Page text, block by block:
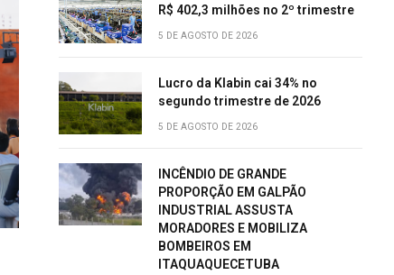
R$ 402,3 milhões no 2º trimestre
5 DE AGOSTO DE 2026
Lucro da Klabin cai 34% no
segundo trimestre de 2026
5 DE AGOSTO DE 2026
INCÊNDIO DE GRANDE
PROPORÇÃO EM GALPÃO
INDUSTRIAL ASSUSTA
MORADORES E MOBILIZA
BOMBEIROS EM
ITAQUAQUECETUBA